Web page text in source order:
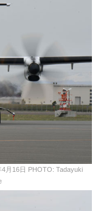
月16日 PHOTO: Tadayuki